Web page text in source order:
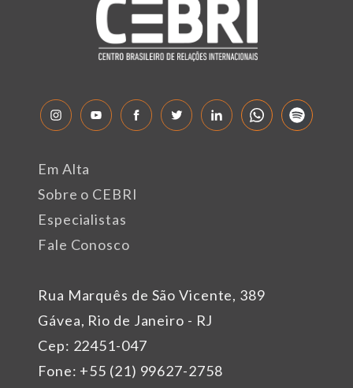
Rua Marquês de São Vicente, 389
Gávea, Rio de Janeiro - RJ
Cep: 22451-047
Fone: +55 (21) 99627-2758
Em Alta
Sobre o CEBRI
Especialistas
Fale Conosco